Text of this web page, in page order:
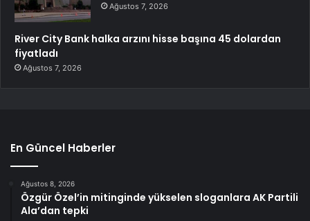
Ağustos 7, 2026
River City Bank halka arzını hisse başına 45 dolardan
fiyatladı
Ağustos 7, 2026
En Güncel Haberler
Ağustos 8, 2026
Özgür Özel’in mitinginde yükselen sloganlara AK Partili
Ala’dan tepki